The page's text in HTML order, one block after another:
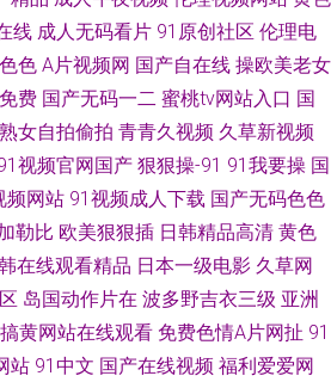
线 成人无码看片 91原创社区 伦理电
色 A片视频网 国产自在线 操欧美老女
费 国产无码一二 蜜桃tv网站入口 国
熟女自拍偷拍 青青久视频 久草新视频
视频官网国产 狠狠操-91 91我要操 国
频网站 91视频成人下载 国产无码色色
勒比 欧美狠狠插 日韩精品高清 黄色
在线观看精品 日本一级电影 久草网
岛国动作片在 波多野吉衣三级 亚洲
搞黄网站在线观看 免费色情A片网扯 91
站 91中文 国产在线视频 福利爱爱网